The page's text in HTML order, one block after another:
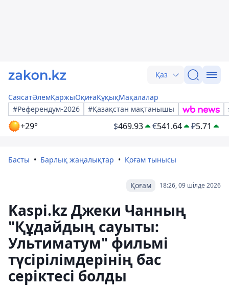
Қаз
СаясатӘлемҚаржыОқиғаҚұқықМақалалар
#Референдум-2026
#Қазақстан мақтанышы
+29° $469.93 €541.64 ₽5.71
Басты Барлық жаңалықтар Қоғам тынысы
18:26, 09 шілде 2026
Қоғам
Kaspi.kz Джеки Чанның
"Құдайдың сауыты:
Ультиматум" фильмі
түсірілімдерінің бас
серіктесі болды